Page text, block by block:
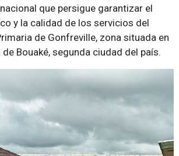
que persigue garantizar el
y la calidad de los servicios del
de Gonfreville, zona situada en
de Bouaké, segunda ciudad del país.